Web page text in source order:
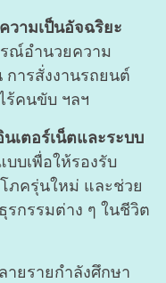
ามเป็นอัจฉริยะ
ณ์อำนวยความ
การสั่งงานรถยนต์
ร้คนขับ ฯลฯ
เตอร์เน็ตและระบบ
บบเพื่อให้รองรับ
ภครุ่นใหม่ และช่วย
รกรรมต่าง ๆ ในชีวิต
รายกำลังศึกษา